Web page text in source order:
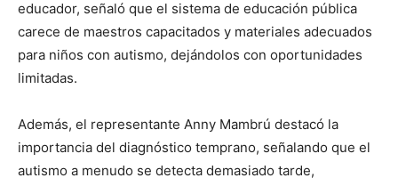
educador, señaló que el sistema de educación pública
carece de maestros capacitados y materiales adecuados
para niños con autismo, dejándolos con oportunidades
limitadas.
Además, el representante Anny Mambrú destacó la
importancia del diagnóstico temprano, señalando que el
autismo a menudo se detecta demasiado tarde,